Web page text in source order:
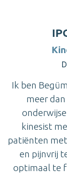
Ik ben
meer
kinesist
patiënten
en pijnvrij
optimaal te